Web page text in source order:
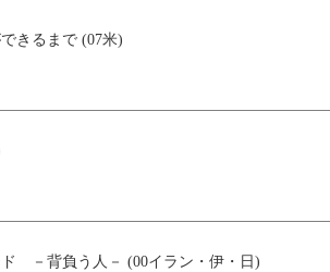
きるまで (07米)
－背負う人－ (00イラン・伊・日)